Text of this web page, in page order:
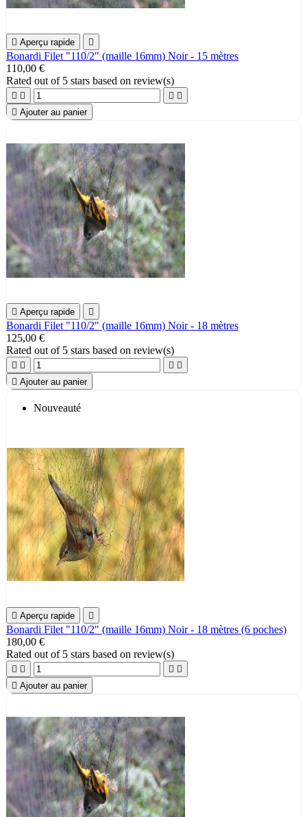
 Aperçu rapide 
Bonardi Filet "110/2" (maille 16mm) Noir - 15 mètres
110,00 €
Rated out of 5 stars based on review(s)
   
 Ajouter au panier
 Aperçu rapide 
Bonardi Filet "110/2" (maille 16mm) Noir - 18 mètres
125,00 €
Rated out of 5 stars based on review(s)
   
 Ajouter au panier
Nouveauté
 Aperçu rapide 
Bonardi Filet "110/2" (maille 16mm) Noir - 18 mètres (6 poches)
180,00 €
Rated out of 5 stars based on review(s)
   
 Ajouter au panier